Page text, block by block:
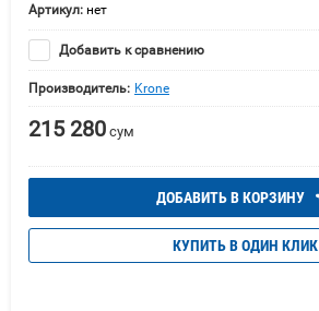
Артикул: нет
Добавить к сравнению
Производитель: Krone
215 280 сум
ДОБАВИТЬ В КОРЗИНУ
КУПИТЬ В ОДИН КЛИК